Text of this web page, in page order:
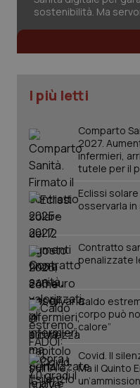
sostenibilità. Ma
I più letti
Comparto
2027.
infermieri,
tutele per il
Eclissi
osservarla
Contratto
penalizzate
Caldo
corpo può
calore”
Covid. Il
Ma il Quinto
tracking-sites-
session-id
_ga